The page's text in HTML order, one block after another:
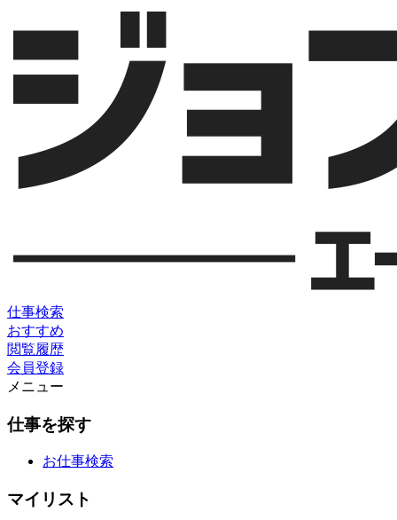
仕事検索
おすすめ
閲覧履歴
会員登録
メニュー
仕事を探す
お仕事検索
マイリスト